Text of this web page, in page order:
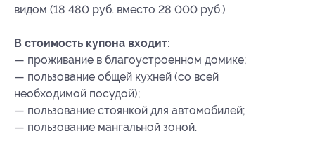
видом (18 480 руб. вместо 28 000 руб.)
В стоимость купона входит:
— проживание в благоустроенном домике;
— пользование общей кухней (со всей
необходимой посудой);
— пользование стоянкой для автомобилей;
— пользование мангальной зоной.